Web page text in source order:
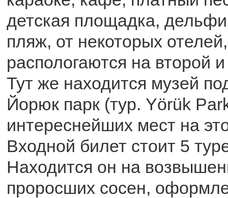
детская площадка,
пляж, от некоторых
распологаются на второй
Тут же находится музей
Йорюк парк (тур. Yörük
интереснейших мест на
Входной билет стоит 5
Находится он на
проросших сосен,